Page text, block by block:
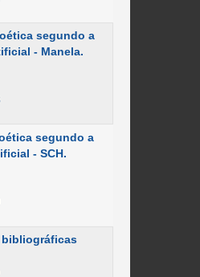
segundo a
- Manela.
segundo a
- SCH.
bibliográficas